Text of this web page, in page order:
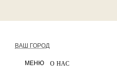
ВАШ ГОРОД
МЕНЮ О НАС